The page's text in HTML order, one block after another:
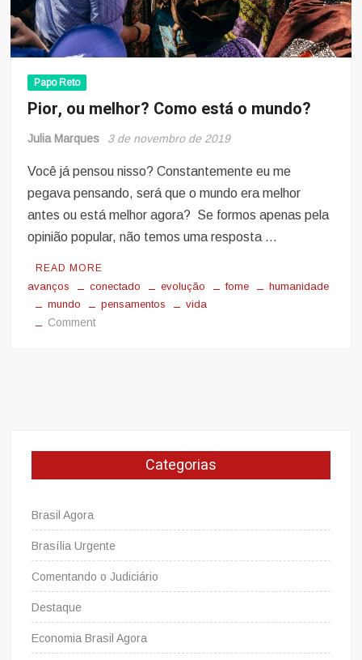
Papo Reto
Pior, ou melhor? Como está o mundo?
Julia Marques 3 de novembro de 2019
Você já pensou nisso? Constantemente eu me
pegava pensando, será que o mundo era melhor
antes ou está melhor agora? Se formos apenas pela
opinião popular, não temos uma resposta …
READ MORE
avanços conectado evolução fome
humanidade
mundo
pensamentos vida
Commenton
mundo?
Categorias
Brasil Agora
Brasília Urgente
Comentando o Judiciário
Destaque
Economia Brasil Agora